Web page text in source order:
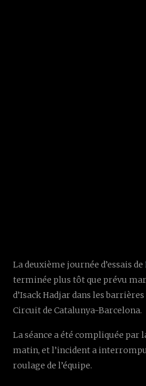
La deuxième journée d’essais de
terminée plus tôt que prévu
d’Isack Hadjar dans les
Circuit de Catalunya-Barcelona.
La séance a été compliquée par
matin, et l’incident a
roulage de l’équipe.